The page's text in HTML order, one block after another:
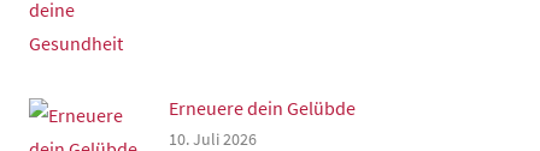
Erneuere dein Gelübde
10. Juli 2026